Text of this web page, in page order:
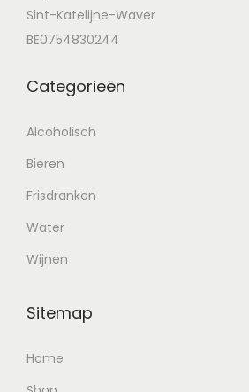
Sint-Katelijne-Waver
BE0754830244
Categorieën
Alcoholisch
Bieren
Frisdranken
Water
Wijnen
Sitemap
Home